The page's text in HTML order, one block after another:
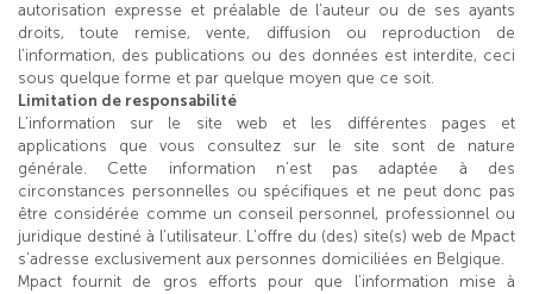
autorisation expresse et préalable de l’auteur ou de ses ayants
droits, toute remise, vente, diffusion ou reproduction de
l’information, des publications ou des données est interdite, ceci
sous quelque forme et par quelque moyen que ce soit.
Limitation de responsabilité
L’information sur le site web et les différentes pages et
applications que vous consultez sur le site sont de nature
générale. Cette information n’est pas adaptée à des
circonstances personnelles ou spécifiques et ne peut donc pas
être considérée comme un conseil personnel, professionnel ou
juridique destiné à l’utilisateur. L’offre du (des) site(s) web de Mpact
s’adresse exclusivement aux personnes domiciliées en Belgique.
Mpact fournit de gros efforts pour que l’information mise à